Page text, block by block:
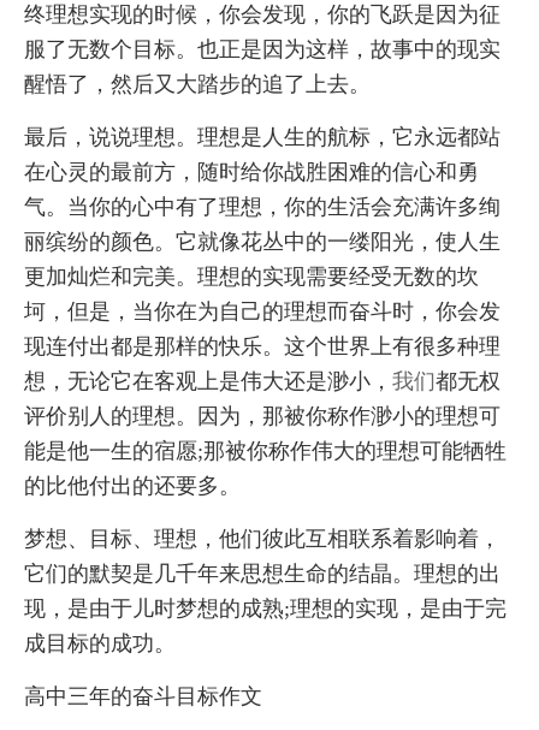
终理想实现的时候，你会发现，你的飞跃是因为征
服了无数个目标。也正是因为这样，故事中的现实
醒悟了，然后又大踏步的追了上去。
最后，说说理想。理想是人生的航标，它永远都站
在心灵的最前方，随时给你战胜困难的信心和勇
气。当你的心中有了理想，你的生活会充满许多绚
丽缤纷的颜色。它就像花丛中的一缕阳光，使人生
更加灿烂和完美。理想的实现需要经受无数的坎
坷，但是，当你在为自己的理想而奋斗时，你会发
现连付出都是那样的快乐。这个世界上有很多种理
想，无论它在客观上是伟大还是渺小， 我们都无权
评价别人的理想。因为，那被你称作渺小的理想可
能是他一生的宿愿;那被你称作伟大的理想可能牺牲
的比他付出的还要多。
梦想、目标、理想，他们彼此互相联系着影响着，
它们的默契是几千年来思想生命的结晶。理想的出
现，是由于儿时梦想的成熟;理想的实现，是由于完
成目标的成功。
高中三年的奋斗目标作文